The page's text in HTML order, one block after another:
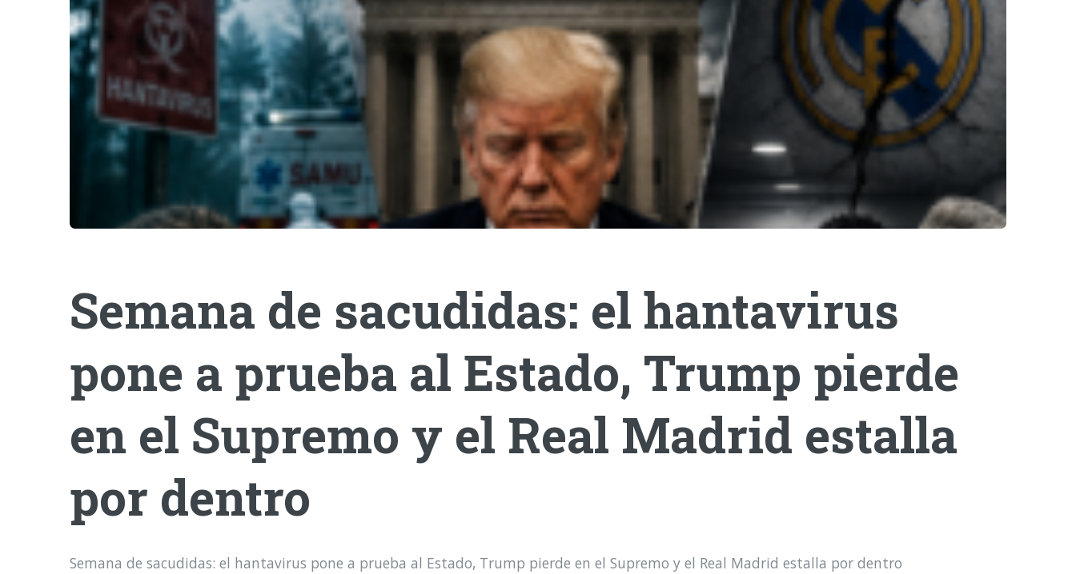
Semana de sacudidas: el hantavirus
pone a prueba al Estado, Trump pierde
en el Supremo y el Real Madrid estalla
por dentro
Semana de sacudidas: el hantavirus pone a prueba al Estado, Trump pierde en el Supremo y el Real Madrid estalla por dentro